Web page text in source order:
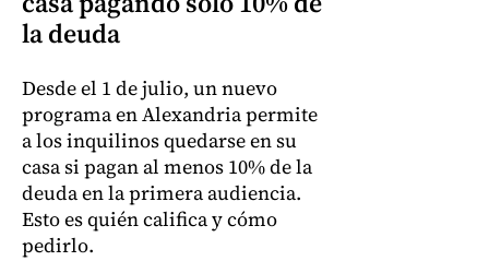
la deuda
Desde el 1 de julio, un nuevo
programa en Alexandria permite
a los inquilinos quedarse en su
casa si pagan al menos 10% de la
deuda en la primera audiencia.
Esto es quién califica y cómo
pedirlo.